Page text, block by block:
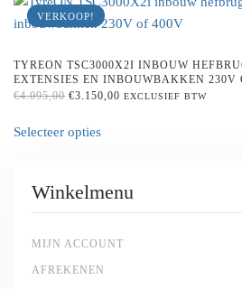
the
multiple
variants.
options
may
chosen
product
VERKOOP!
TYREON TSC3000X2I INBOUW
EXTENSIES EN INBOUWBAKKEN 230V
€4.095,00 ORIGINAL
€4.095,00.
€3.150,00 CURRENT
EXCLUSIEF BTW
Selecteer optiesproduct
variants.
options
may
Winkelmenu
MIJN ACCOUNT
AFREKENEN